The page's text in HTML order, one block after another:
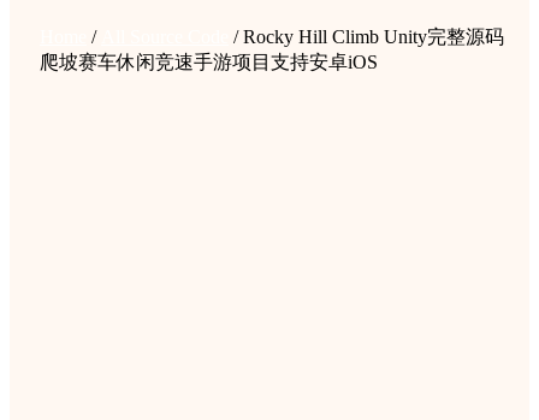
/
/ Rocky Hill Climb Unity完整源码
爬坡赛车休闲竞速手游项目支持安卓iOS